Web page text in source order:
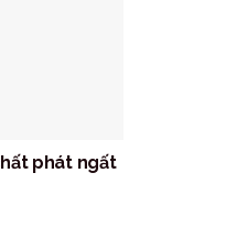
phát ngất